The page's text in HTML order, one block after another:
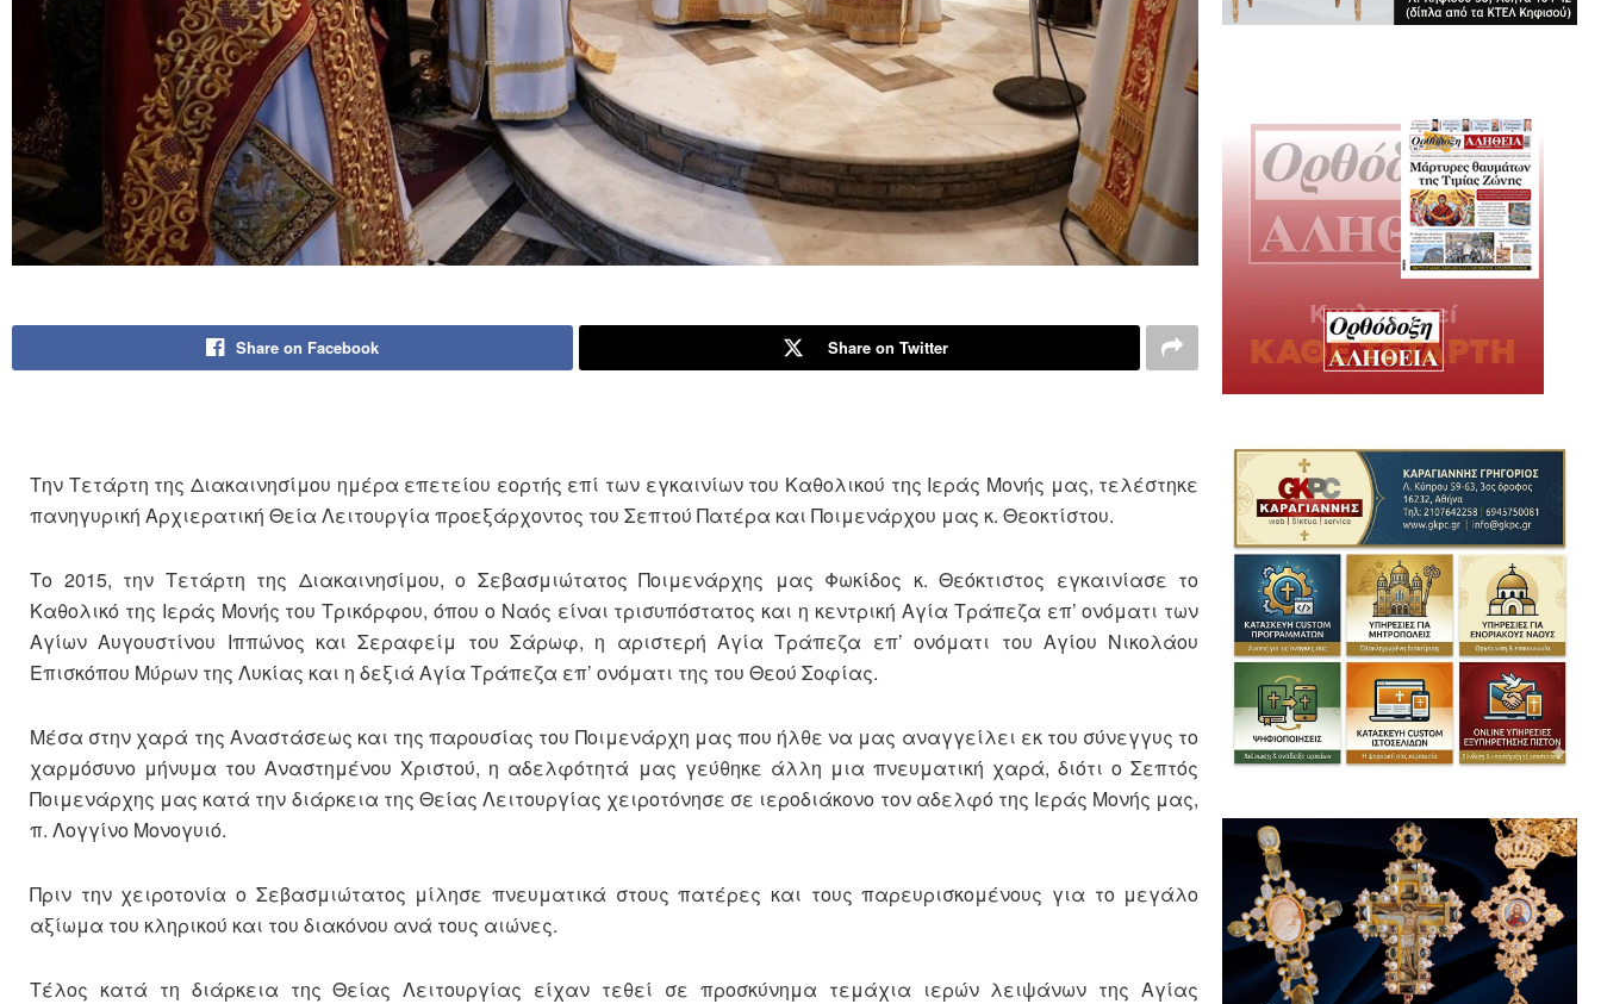
Share on Facebook Share on Twitter
Την Τετάρτη της Διακαινησίμου ημέρα επετείου εορτής επί των εγκαινίων του Καθολικού της Ιεράς Μονής μας, τελέστηκε
πανηγυρική Αρχιερατική Θεία Λειτουργία προεξάρχοντος του Σεπτού Πατέρα και Ποιμενάρχου μας κ. Θεοκτίστου.
Το 2015, την Τετάρτη της Διακαινησίμου, ο Σεβασμιώτατος Ποιμενάρχης μας Φωκίδος κ. Θεόκτιστος εγκαινίασε το
Καθολικό της Ιεράς Μονής του Τρικόρφου, όπου ο Ναός είναι τρισυπόστατος και η κεντρική Αγία Τράπεζα επ’ ονόματι των
Αγίων Αυγουστίνου Ιππώνος και Σεραφείμ του Σάρωφ, η αριστερή Αγία Τράπεζα επ’ ονόματι του Αγίου Νικολάου
Επισκόπου Μύρων της Λυκίας και η δεξιά Αγία Τράπεζα επ’ ονόματι της του Θεού Σοφίας.
Μέσα στην χαρά της Αναστάσεως και της παρουσίας του Ποιμενάρχη μας που ήλθε να μας αναγγείλει εκ του σύνεγγυς το
χαρμόσυνο μήνυμα του Αναστημένου Χριστού, η αδελφότητά μας γεύθηκε άλλη μια πνευματική χαρά, διότι ο Σεπτός
Ποιμενάρχης μας κατά την διάρκεια της Θείας Λειτουργίας χειροτόνησε σε ιεροδιάκονο τον αδελφό της Ιεράς Μονής μας,
π. Λογγίνο Μονογυιό.
Πριν την χειροτονία ο Σεβασμιώτατος μίλησε πνευματικά στους πατέρες και τους παρευρισκομένους για το μεγάλο
αξίωμα του κληρικού και του διακόνου ανά τους αιώνες.
Τέλος κατά τη διάρκεια της Θείας Λειτουργίας είχαν τεθεί σε προσκύνημα τεμάχια ιερών λειψάνων της Αγίας